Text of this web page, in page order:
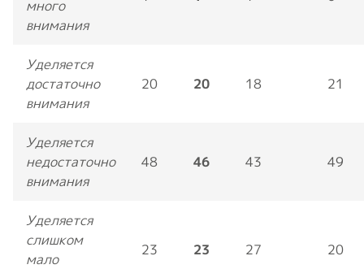
много
внимания
Уделяется
достаточно
внимания
20 20 18 21
Уделяется
недостаточно
внимания
48 46 43 49
Уделяется
слишком
мало
23 23 27 20